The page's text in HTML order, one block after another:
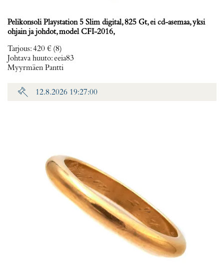
Pelikonsoli Playstation 5 Slim digital, 825 Gt, ei cd-asemaa, yksi
ohjain ja johdot, model CFI-2016,
Tarjous:420 € (8)
Johtava huuto:eeia83
Myyrmäen Pantti
12.8.2026 19:27:00